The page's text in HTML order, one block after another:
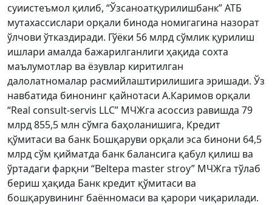
суиистеъмол қилиб, “Ўзсаноатқурилишбанк” АТБ
мутахассислари орқали бинода номигагина назорат
ўлчови ўтказдиради. Гўёки 56 млрд сўмлик қурилиш
ишлари амалда бажарилганлиги ҳақида сохта
маълумотлар ва ёзувлар киритилган
далолатномалар расмийлаштирилишига эришади. Ўз
навбатида бинонинг қайнотаси А.Каримов орқали
“Real consult-servis LLC” МЧЖга асоссиз равишда 79
млрд 855,5 млн сўмга баҳоланишига, Кредит
қўмитаси ва банк Бошқаруви орқали эса бинони 64,5
млрд сўм қийматда банк балансига қабул қилиш ва
ўртадаги фарқни “Beltepa master stroy” МЧЖга тўлаб
бериш ҳақида Банк кредит қўмитаси ва
бошқарувининг баённомаси ва қарори чиқарилади.